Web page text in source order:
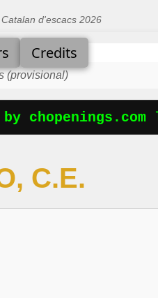
d'escacs 2026
Credits
(provisional)
la
C.E.